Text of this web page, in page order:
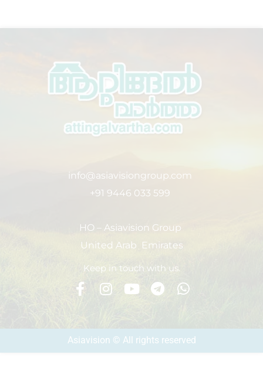
info@asiavisiongroup.com
+91 9446 033 599
HO – Asiavision Group
United Arab Emirates
Keep in touch with us.
Asiavision © All rights reserved